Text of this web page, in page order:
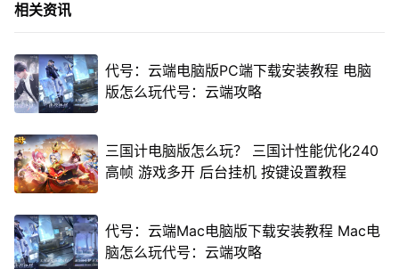
相关资讯
代号：云端电脑版PC端下载安装教程 电脑
版怎么玩代号：云端攻略
三国计电脑版怎么玩？ 三国计性能优化240
高帧 游戏多开 后台挂机 按键设置教程
代号：云端Mac电脑版下载安装教程 Mac电
脑怎么玩代号：云端攻略